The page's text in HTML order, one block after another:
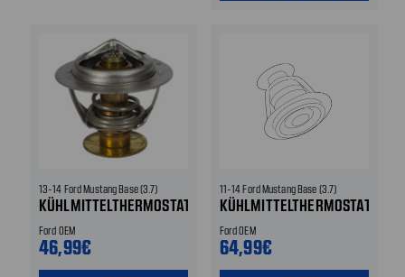
13-14 Ford Mustang Base (3.7)
KÜHLMITTELTHERMOSTAT
Ford OEM
46,99€
11-14 Ford Mustang Base (3.7)
KÜHLMITTELTHERMOSTAT
Ford OEM
64,99€